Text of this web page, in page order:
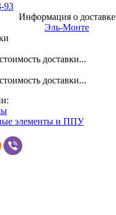
93
Информация о доставке
Эль-Монте
доставки...
доставки...
элементы и ППУ